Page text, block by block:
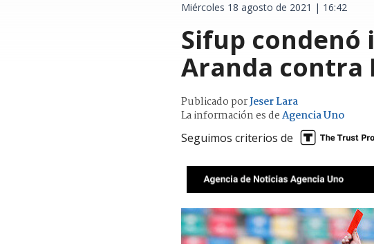
Miércoles 18 agosto de 2021 | 16:42
Sifup
Aranda contra
Publicado porJeser Lara
La información es deAgencia Uno
Seguimos criterios de